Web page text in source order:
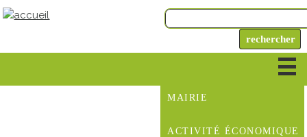
MAIRIE
ACTIVITÉ ÉCONOMIQUE